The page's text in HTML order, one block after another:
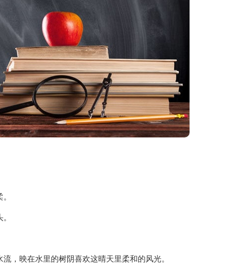
映在水里的树阴喜欢这晴天里柔和的风光。